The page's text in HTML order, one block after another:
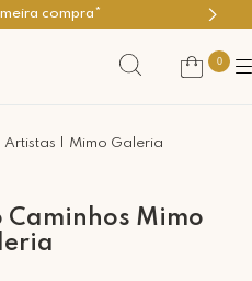
compra*
0
Artistas Mimo Galeria
Mimo